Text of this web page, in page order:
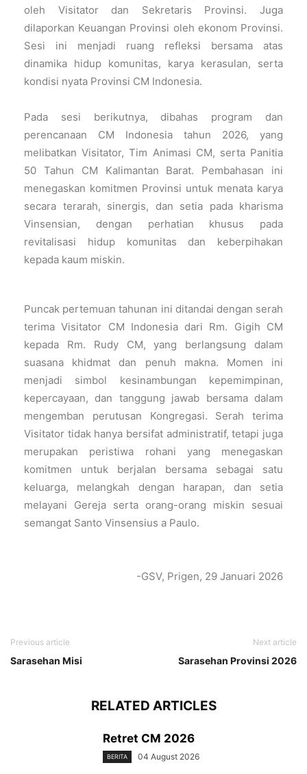
oleh Visitator dan Sekretaris Provinsi. Juga
dilaporkan Keuangan Provinsi oleh ekonom Provinsi.
Sesi ini menjadi ruang refleksi bersama atas
dinamika hidup komunitas, karya kerasulan, serta
kondisi nyata Provinsi CM Indonesia.
Pada sesi berikutnya, dibahas program dan
perencanaan CM Indonesia tahun 2026, yang
melibatkan Visitator, Tim Animasi CM, serta Panitia
50 Tahun CM Kalimantan Barat. Pembahasan ini
menegaskan komitmen Provinsi untuk menata karya
secara terarah, sinergis, dan setia pada kharisma
Vinsensian, dengan perhatian khusus pada
revitalisasi hidup komunitas dan keberpihakan
kepada kaum miskin.
Puncak pertemuan tahunan ini ditandai dengan serah
terima Visitator CM Indonesia dari Rm. Gigih CM
kepada Rm. Rudy CM, yang berlangsung dalam
suasana khidmat dan penuh makna. Momen ini
menjadi simbol kesinambungan kepemimpinan,
kepercayaan, dan tanggung jawab bersama dalam
mengemban perutusan Kongregasi. Serah terima
Visitator tidak hanya bersifat administratif, tetapi juga
merupakan peristiwa rohani yang menegaskan
komitmen untuk berjalan bersama sebagai satu
keluarga, melangkah dengan harapan, dan setia
melayani Gereja serta orang-orang miskin sesuai
semangat Santo Vinsensius a Paulo.
-GSV, Prigen, 29 Januari 2026
Previous article
Sarasehan Misi
Next article
Sarasehan Provinsi 2026
RELATED ARTICLES
Retret CM 2026
BERITA 04 August 2026